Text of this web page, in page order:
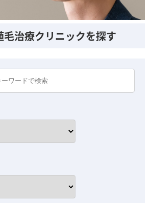
毛治療クリニックを探す